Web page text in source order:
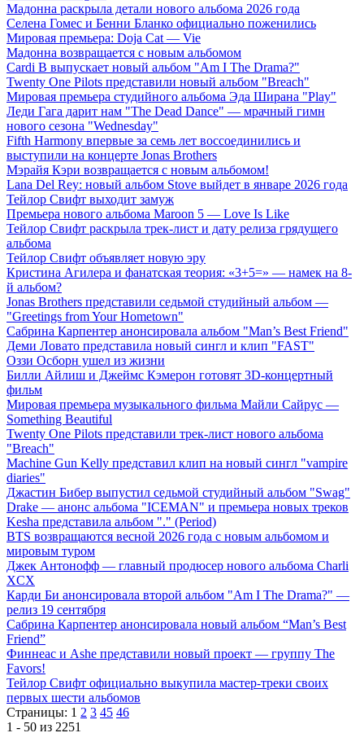
Мадонна раскрыла детали нового альбома 2026 года
Селена Гомес и Бенни Бланко официально поженились
Мировая премьера: Doja Cat — Vie
Мадонна возвращается с новым альбомом
Cardi B выпускает новый альбом "Am I The Drama?"
Twenty One Pilots представили новый альбом "Breach"
Мировая премьера студийного альбома Эда Ширана "Play"
Леди Гага дарит нам "The Dead Dance" — мрачный гимн
нового сезона "Wednesday"
Fifth Harmony впервые за семь лет воссоединились и
выступили на концерте Jonas Brothers
Мэрайя Кэри возвращается с новым альбомом!
Lana Del Rey: новый альбом Stove выйдет в январе 2026 года
Тейлор Свифт выходит замуж
Премьера нового альбома Maroon 5 — Love Is Like
Тейлор Свифт раскрыла трек-лист и дату релиза грядущего
альбома
Тейлор Свифт объявляет новую эру
Кристина Агилера и фанатская теория: «3+5=» — намек на 8-
й альбом?
Jonas Brothers представили седьмой студийный альбом —
"Greetings from Your Hometown"
Сабрина Карпентер анонсировала альбом "Man’s Best Friend"
Деми Ловато представила новый сингл и клип "FAST"
Оззи Осборн ушел из жизни
Билли Айлиш и Джеймс Кэмерон готовят 3D-концертный
фильм
Мировая премьера музыкального фильма Майли Сайрус —
Something Beautiful
Twenty One Pilots представили трек-лист нового альбома
"Breach"
Machine Gun Kelly представил клип на новый сингл "vampire
diaries"
Джастин Бибер выпустил седьмой студийный альбом "Swag"
Drake — анонс альбома "ICEMAN" и премьера новых треков
Kesha представила альбом "." (Period)
BTS возвращаются весной 2026 года с новым альбомом и
мировым туром
Джек Антонофф — главный продюсер нового альбома Charli
XCX
Карди Би анонсировала второй альбом "Am I The Drama?" —
релиз 19 сентября
Сабрина Карпентер анонсировала новый альбом “Man’s Best
Friend”
Финнеас и Ashe представили новый проект — группу The
Favors!
Тейлор Свифт официально выкупила мастер-треки своих
первых шести альбомов
Страницы: 1 2 3 45 46
1 - 50 из 2251